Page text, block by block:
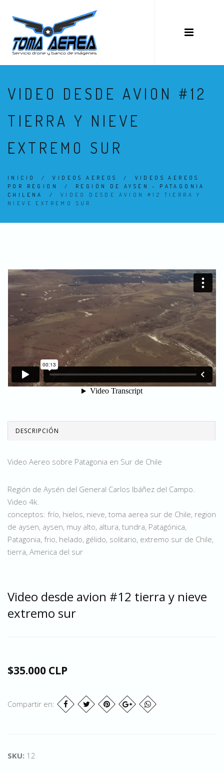
VIDEO DESDE AVION #12
TIERRA Y NIEVE
EXTREMO SUR
INICIO /VIDEOS AEREOS / VIDEOS AEREOS
POR REGION
/ REGIÓN DE AYSÉN - PATAGONIA
CHILENA
/ VIDEO DESDE AVION #12 TIERRA Y
NIEVE EXTREMO SUR
DESCRIPCIÓN
Video Aereo sobre Patagonia en Sur de Chile
Región de Aysén del General Carlos Ibáñez del Campo.
Video 4k.
conceptos: frío, hielos, nieve, toma aerea sur de Chile, region
de aysen, aysen, muy alto, altura, tundra, Patagónica,
Patagonia, frio, helado, gélido, solitario, extremo sur de Chile,
tierra, America del sur
Video desde avion #12 tierra y nieve
extremo sur
$35.000 CLP
Compartir en:
SKU: 12